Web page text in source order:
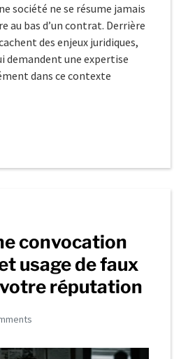
société ne se résume jamais
au bas d’un contrat. Derrière
des enjeux juridiques,
demandent une expertise
dans ce contexte
convocation
usage de faux
réputation